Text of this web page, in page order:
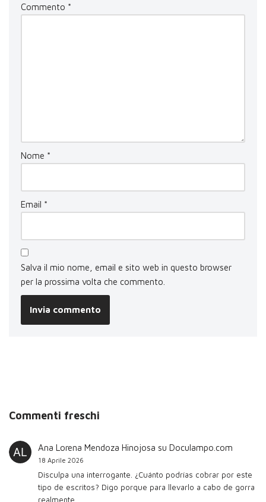
Commento *
Nome *
Email *
Salva il mio nome, email e sito web in questo browser
per la prossima volta che commento.
Commenti freschi
Ana Lorena Mendoza Hinojosa su Doculampo.com
18 Aprile 2026
Disculpa una interrogante. ¿Cuánto podrías cobrar por este
tipo de escritos? Digo porque para llevarlo a cabo de gorra
realmente…